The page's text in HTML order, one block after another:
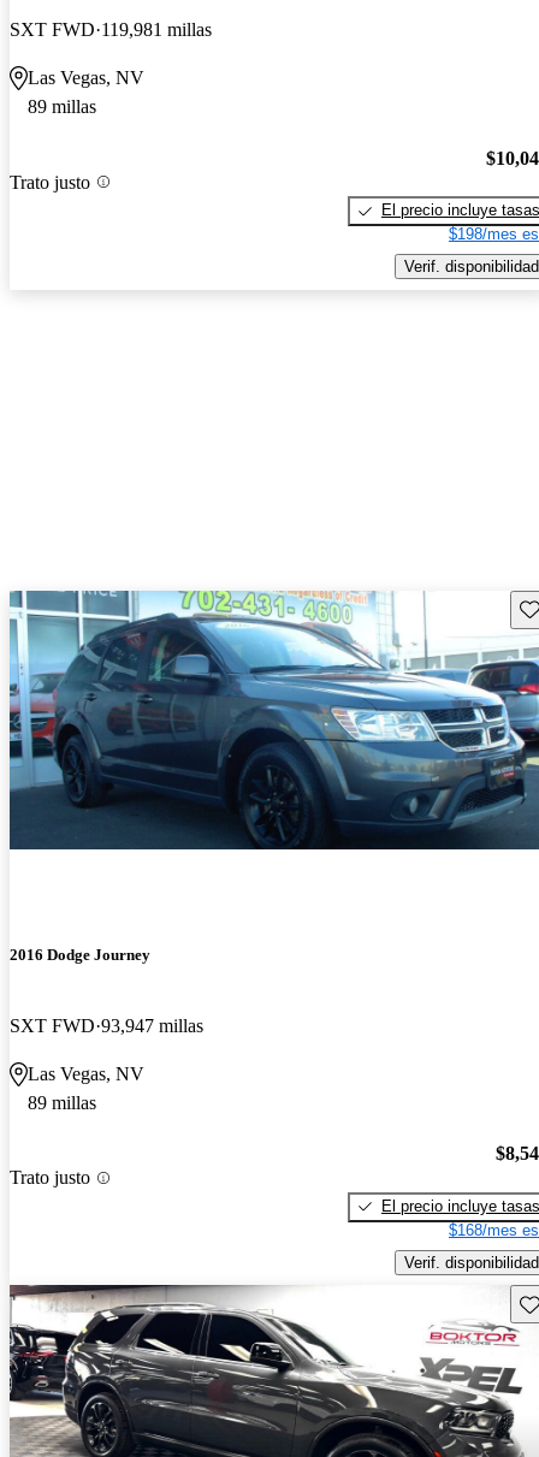
SXT FWD 119,981 millas
Las Vegas, NV
89 millas
Trato justo
El precio incluye tasas
$198/mes
Verif. disponibilidad
2016 Dodge Journey
SXT FWD 93,947 millas
Las Vegas, NV
89 millas
Trato justo
El precio incluye tasas
$168/mes
Verif. disponibilidad